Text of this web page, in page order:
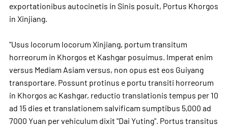
exportationibus autocinetis in Sinis posuit, Portus Khorgos
in Xinjiang.
"Usus locorum locorum Xinjiang, portum transitum
horreorum in Khorgos et Kashgar posuimus. Imperat enim
versus Mediam Asiam versus, non opus est eos Guiyang
transportare. Possunt protinus e portu transiti horreorum
in Khorgos ac Kashgar, reductio translationis tempus per 10
ad 15 dies et translationem salvificam sumptibus 5,000 ad
7000 Yuan per vehiculum dixit "Dai Yuting". Portus transitus